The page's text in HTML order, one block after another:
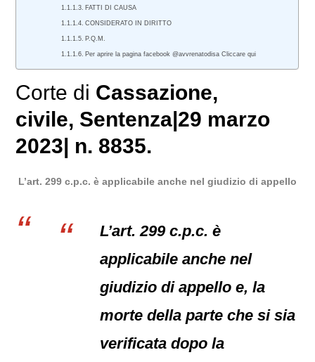
FATTI DI CAUSA
CONSIDERATO IN DIRITTO
P.Q.M.
Per aprire la pagina facebook @avvrenatodisa Cliccare qui
Corte di Cassazione,
civile, Sentenza|29 marzo
2023| n. 8835.
L’art. 299 c.p.c. è applicabile anche nel giudizio di appello
L’art. 299 c.p.c. è
applicabile anche nel
giudizio di appello e, la
morte della parte che si sia
verificata dopo la